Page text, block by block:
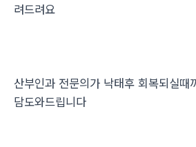
려드려요
산부인과 전문의가 낙태후 회복되실때
담도와드립니다